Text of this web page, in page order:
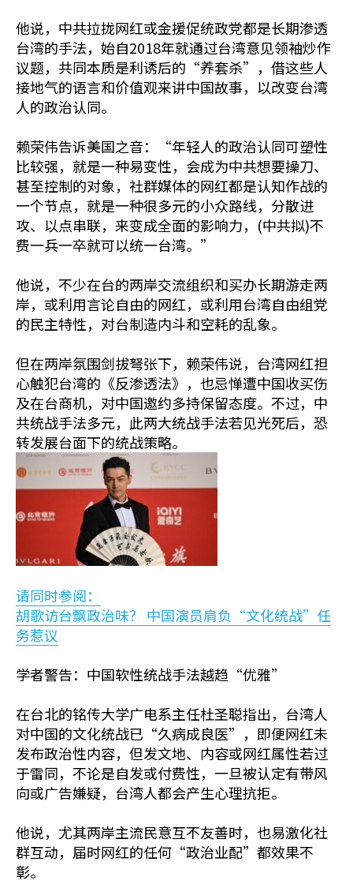
他说，中共拉拢网红或金援促统政党都是长期渗透
台湾的手法，始自2018年就通过台湾意见领袖炒作
议题，共同本质是利诱后的“养套杀”，借这些人
接地气的语言和价值观来讲中国故事，以改变台湾
人的政治认同。
赖荣伟告诉美国之音：“年轻人的政治认同可塑性
比较强，就是一种易变性，会成为中共想要操刀、
甚至控制的对象，社群媒体的网红都是认知作战的
一个节点，就是一种很多元的小众路线，分散进
攻、以点串联，来变成全面的影响力，(中共拟)不
费一兵一卒就可以统一台湾。”
他说，不少在台的两岸交流组织和买办长期游走两
岸，或利用言论自由的网红，或利用台湾自由组党
的民主特性，对台制造内斗和空耗的乱象。
但在两岸氛围剑拔弩张下，赖荣伟说，台湾网红担
心触犯台湾的《反渗透法》，也忌惮遭中国收买伤
及在台商机，对中国邀约多持保留态度。不过，中
共统战手法多元，此两大统战手法若见光死后，恐
转发展台面下的统战策略。
请同时参阅：
胡歌访台飘政治味？ 中国演员肩负“文化统战”任
务惹议
学者警告：中国软性统战手法越趋“优雅”
在台北的铭传大学广电系主任杜圣聪指出，台湾人
对中国的文化统战已“久病成良医”，即便网红未
发布政治性内容，但发文地、内容或网红属性若过
于雷同，不论是自发或付费性，一旦被认定有带风
向或广告嫌疑，台湾人都会产生心理抗拒。
他说，尤其两岸主流民意互不友善时，也易激化社
群互动，届时网红的任何“政治业配”都效果不
彰。